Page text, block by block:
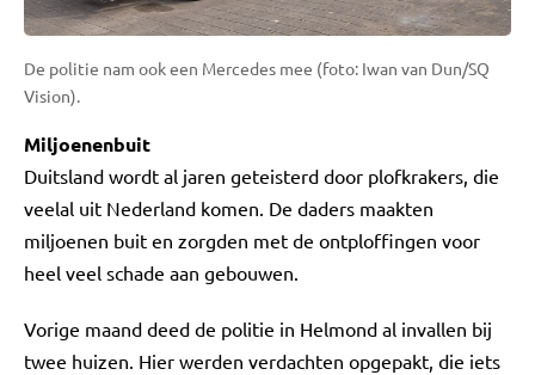
De politie nam ook een Mercedes mee (foto: Iwan van Dun/SQ
Vision).
Miljoenenbuit
Duitsland wordt al jaren geteisterd door plofkrakers, die
veelal uit Nederland komen. De daders maakten
miljoenen buit en zorgden met de ontploffingen voor
heel veel schade aan gebouwen.
Vorige maand deed de politie in Helmond al invallen bij
twee huizen. Hier werden verdachten opgepakt, die iets